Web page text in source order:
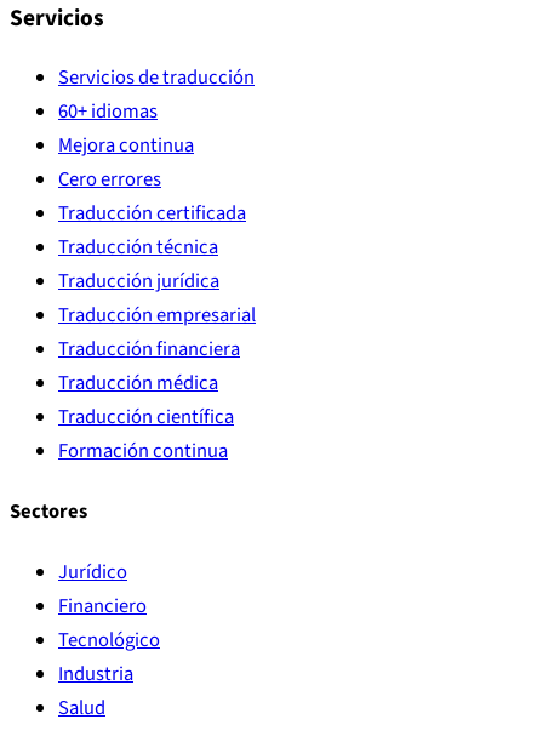
Servicios
Servicios de traducción
60+ idiomas
Mejora continua
Cero errores
Traducción certificada
Traducción técnica
Traducción jurídica
Traducción empresarial
Traducción financiera
Traducción médica
Traducción científica
Formación continua
Sectores
Jurídico
Financiero
Tecnológico
Industria
Salud